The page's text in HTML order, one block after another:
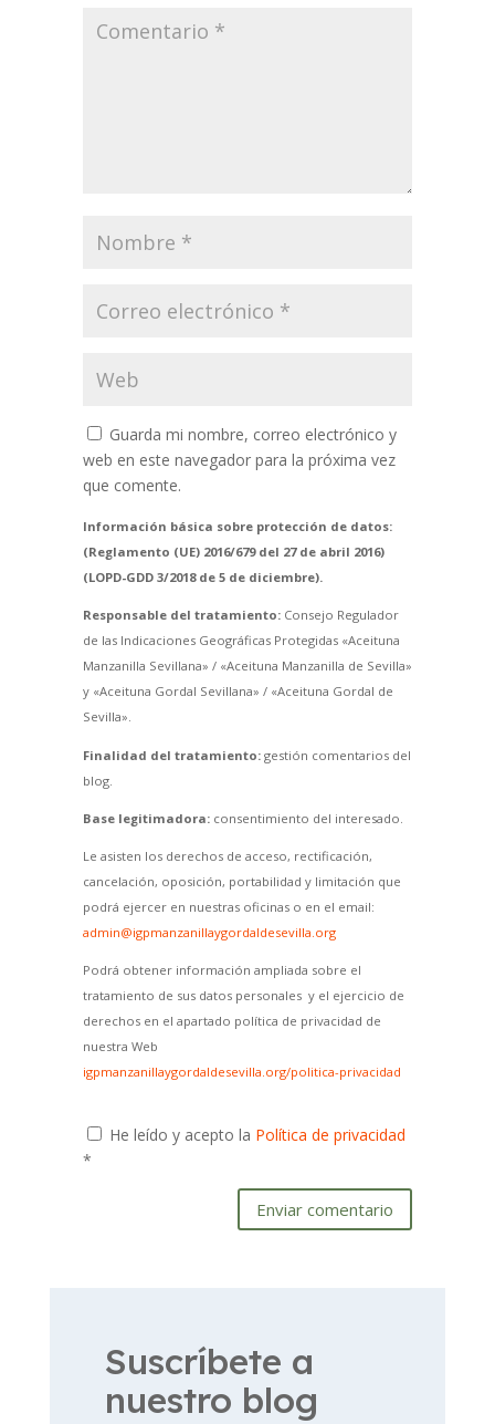
Guarda mi nombre, correo electrónico y
web en este navegador para la próxima vez
que comente.
Información básica sobre protección de datos:
(Reglamento (UE) 2016/679 del 27 de abril 2016)
(LOPD-GDD 3/2018 de 5 de diciembre).
Responsable del tratamiento:Consejo Regulador
de las Indicaciones Geográficas Protegidas «Aceituna
Manzanilla Sevillana» / «Aceituna Manzanilla de Sevilla»
y «Aceituna Gordal Sevillana» / «Aceituna Gordal de
Sevilla».
Finalidad del tratamiento:gestión comentarios del
blog.
Base legitimadora:consentimiento del interesado.
Le asisten los derechos de acceso, rectificación,
cancelación, oposición, portabilidad y limitación que
podrá ejercer en nuestras oficinas o en el email:
admin@igpmanzanillaygordaldesevilla.org
Podrá obtener información ampliada sobre el
tratamiento de sus datos personales y el ejercicio de
derechos en el apartado política de privacidad de
nuestra Web
igpmanzanillaygordaldesevilla.org/politica-privacidad
He leído y acepto la Política de privacidad
*
Enviar comentario
Suscríbete a
nuestro blog